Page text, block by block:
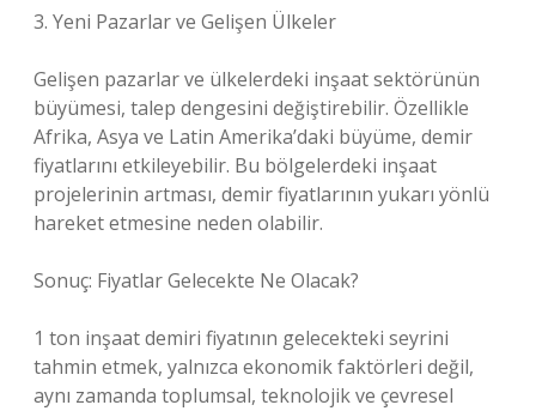
3. Yeni Pazarlar ve Gelişen Ülkeler
Gelişen pazarlar ve ülkelerdeki inşaat sektörünün
büyümesi, talep dengesini değiştirebilir. Özellikle
Afrika, Asya ve Latin Amerika’daki büyüme, demir
fiyatlarını etkileyebilir. Bu bölgelerdeki inşaat
projelerinin artması, demir fiyatlarının yukarı yönlü
hareket etmesine neden olabilir.
Sonuç: Fiyatlar Gelecekte Ne Olacak?
1 ton inşaat demiri fiyatının gelecekteki seyrini
tahmin etmek, yalnızca ekonomik faktörleri değil,
aynı zamanda toplumsal, teknolojik ve çevresel